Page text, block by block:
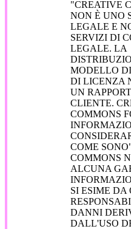
"CREATIVE
NON È UNO
LEGALE E
SERVIZI DI
LEGALE. LA
MODELLO
DI LICENZA
UN
CLIENTE.
COMMONS
COME
COMMONS
ALCUNA
SI ESIME DA
DANNI
DALL'USO